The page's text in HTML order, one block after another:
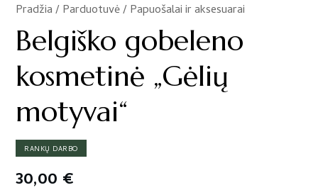
Pradžia/Parduotuvė/Papuošalai ir aksesuarai
/
Belgiško gobeleno
kosmetinė „Gėlių
motyvai“
RANKŲ DARBO
30,00 €